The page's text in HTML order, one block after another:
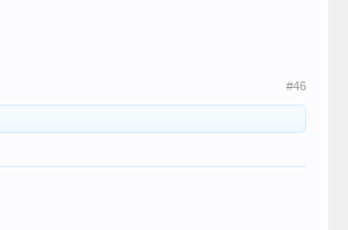
#46